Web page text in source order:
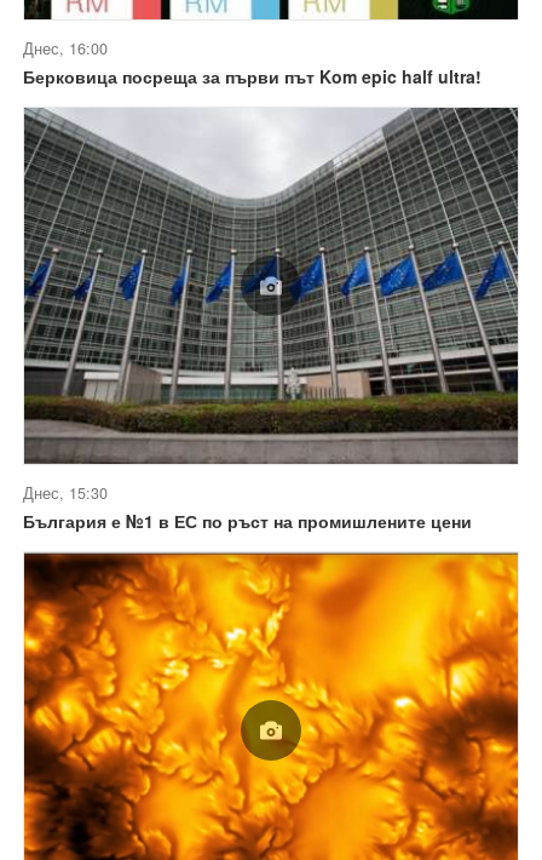
Днес, 16:00
Берковица посреща за първи път Kom epic half ultra!
Днес, 15:30
България е №1 в ЕС по ръст на промишлените цени